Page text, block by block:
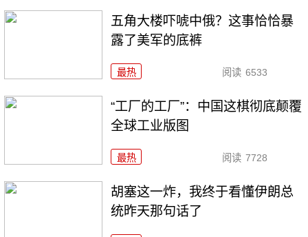
五角大楼吓唬中俄？这事恰恰暴
露了美军的底裤
最热 阅读 6533
“工厂的工厂”：中国这棋彻底颠覆
全球工业版图
最热 阅读 7728
胡塞这一炸，我终于看懂伊朗总
统昨天那句话了